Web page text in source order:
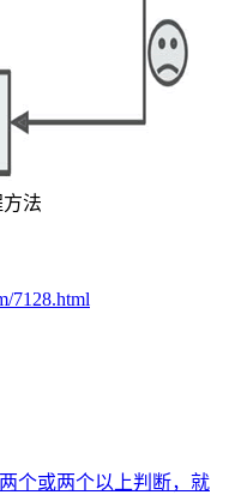
法
7128.html
个或两个以上判断，就